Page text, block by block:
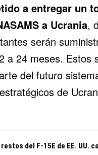
a entregar un
a Ucrania,
serán
a 24 meses. Estos
del futuro
de
del F-15E de EE. UU.